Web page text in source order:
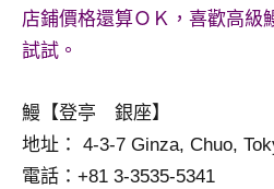
店鋪價格還算ＯＫ，喜歡高級
試試。
鰻【登亭 銀座】
地址： 4-3-7 Ginza, Chuo,
電話：+81 3-3535-5341